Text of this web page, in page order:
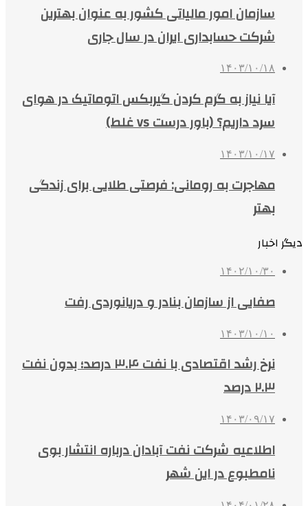
سازمان امور مالیاتی کشور به عنوان بهترین
شرکت حسابداری ایران در سال جاری
۱۴۰۳/۱۰/۱۸
آیا نیاز به گرم کردن گیربکس اتوماتیک در هوای
سرد داریم؟ (باور درست vs غلط)
۱۴۰۳/۱۰/۱۷
مهاجرت به رومانی: فرصتی طلایی برای زندگی
بهتر
دیگر اخبار
۱۴۰۲/۱۰/۳۰
صفایی از ​سازمان بنادر و دریانوردی رفت
۱۴۰۳/۱۰/۱۰
نرخ رشد اقتصادی با نفت ۳.۴ درصد؛ بدون نفت
۲.۳ درصد
۱۴۰۳/۰۹/۱۷
اطلاعیه شرکت نفت آبادان درباره انتشار بوی
نامطبوع در این شهر